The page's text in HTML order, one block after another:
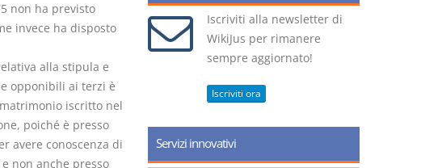
non ha previsto
invece ha disposto
alla stipula e
opponibili ai terzi è
iscritto nel
poiché è presso
avere conoscenza di
non anche presso
Iscriviti alla newsletter di
WikiJus per rimanere
sempre aggiornato!
Iscriviti ora
Servizi innovativi